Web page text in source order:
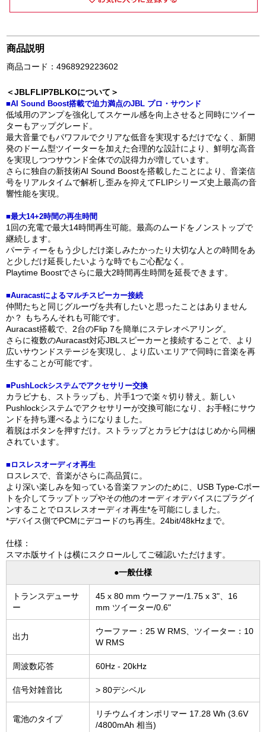
商品説明
商品コード：4968929223602
＜JBLFLIP7BLKOについて＞
■AI Sound Boost搭載で迫力満点のJBL プロ・サウンド
低域用のアンプを強化してスケール感を向上させると同時にツイー
ターもアップグレード。
最大音量でもパワフルでクリアな低音を実現するだけでなく、新開
発のドーム型ツイーターを加えた合理的な設計により、鮮明な高音
を実現しつつサウンド全体での説得力が増しています。
さらに独自の新技術AI Sound Boostを搭載したことにより、音楽信
号をリアルタイムで解析し歪みを抑えてFLIPシリーズ史上最高の音
響性能を実現。
■最大14+2時間の再生時間
1回の充電で最大14時間再生可能。最高のムードをノンストップで
継続します。
パーティーをもう少しだけ楽しみたかったり大切な人との時間をあ
と少しだけ延長したいような時でもご心配なく。
Playtime Boostでさらに最大2時間再生時間を延長できます。
■Auracastによるマルチスピーカー接続
仲間たちと同じグルーヴを共有したいと思ったことはありません
か？ もちろんそれも可能です。
Auracast搭載で、2台のFlip 7を簡単にステレオペアリング。
さらに複数のAuracast対応JBLスピーカーと接続することで、より
広いサウンドステージを実現し、より広いエリアで同時に音楽を再
生することが可能です。
■PushLockシステムでアクセサリー交換
カラビナも、ストラップも、片手1つで楽々切り替え。新しい
Pushlockシステムでアクセサリーが交換可能になり、お手軽にサウ
ンドを持ち運べるようになりました。
着脱はボタンを押すだけ。ストラップとカラビナははじめから同梱
されています。
■ロスレスオーディオ再生
ロスレスで、音楽がさらに高品質に。
より深い楽しみを知っている音楽ファンのために、USB Type-Cポー
トを介してラップトップやその他のオーディオデバイスにプラグイ
ンすることでロスレスオーディオ再生*を可能にしました。
*デバイス側でPCMにデコードのち再生。24bit/48kHzまで。
仕様：
スマホ版サイトは横にスクロールしてご確認いただけます。
●一般仕様
トランスデューサ
ー
45 x 80 mm ウーファー/1.75 x 3"、16
mm ツイーター/0.6"
出力
ウーファー：25 W RMS、ツイーター：10
W RMS
周波数応答 60Hz - 20kHz
信号対雑音比 > 80デシベル
電池のタイプ
リチウムイオンポリマー 17.28 Wh (3.6V
/4800mAh 相当)